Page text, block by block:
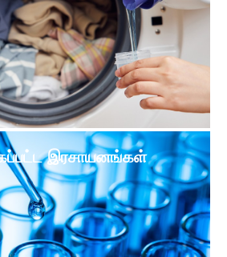
இரசாயனங்கள்